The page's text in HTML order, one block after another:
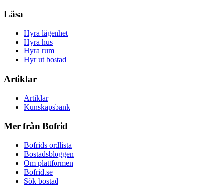
Läsa
Hyra lägenhet
Hyra hus
Hyra rum
Hyr ut bostad
Artiklar
Artiklar
Kunskapsbank
Mer från Bofrid
Bofrids ordlista
Bostadsbloggen
Om plattformen
Bofrid.se
Sök bostad